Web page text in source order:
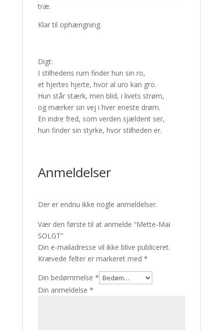
træ.
Klar til ophængning.
Digt:
I stilhedens rum finder hun sin ro,
et hjertes hjerte, hvor al uro kan gro.
Hun står stærk, men blid, i livets strøm,
og mærker sin vej i hver eneste drøm.
En indre fred, som verden sjældent ser,
hun finder sin styrke, hvor stilheden er.
Anmeldelser
Der er endnu ikke nogle anmeldelser.
Vær den første til at anmelde “Mette-Mai
SOLGT”
Din e-mailadresse vil ikke blive publiceret.
Krævede felter er markeret med *
Din bedømmelse *
Din anmeldelse *